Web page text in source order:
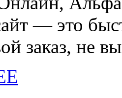
— это
заказ, не